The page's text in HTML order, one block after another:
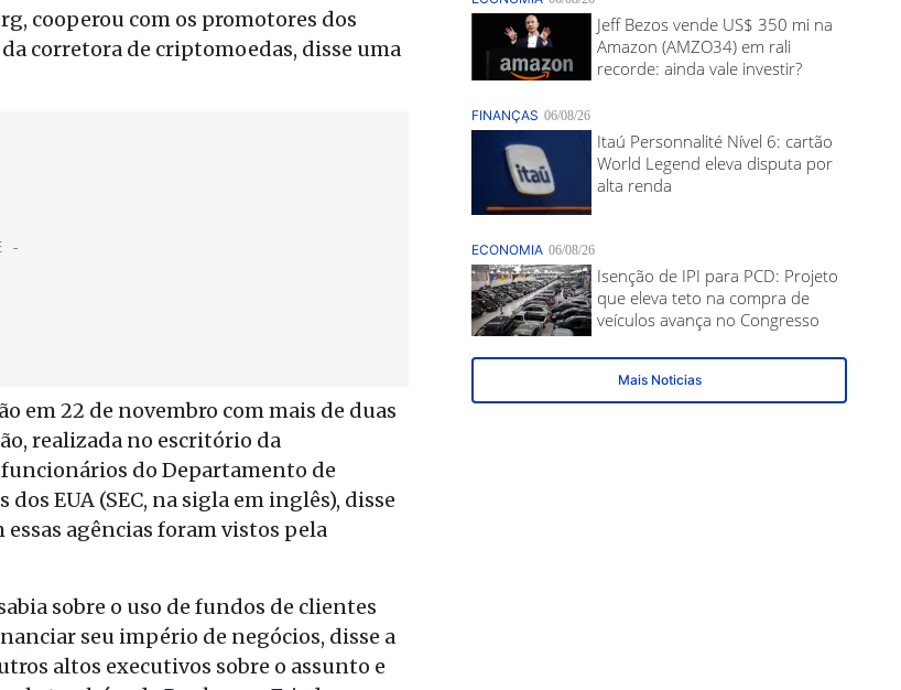
cooperou com os promotores dos
corretora de criptomoedas, disse uma
em 22 de novembro com mais de duas
realizada no escritório da
do Departamento de
EUA (SEC, na sigla em inglês), disse
agências foram vistos pela
sobre o uso de fundos de clientes
seu império de negócios, disse a
altos executivos sobre o assunto e